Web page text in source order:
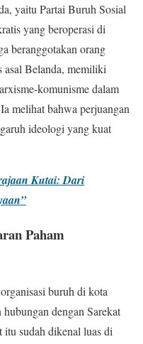
yaitu Partai Buruh Sosial
yang beroperasi di
beranggotakan orang
asal Belanda, memiliki
komunisme dalam
melihat bahwa perjuangan
ideologi yang kuat
Kutai: Dari
Paham
buruh di kota
dengan Sarekat
itu sudah dikenal luas di